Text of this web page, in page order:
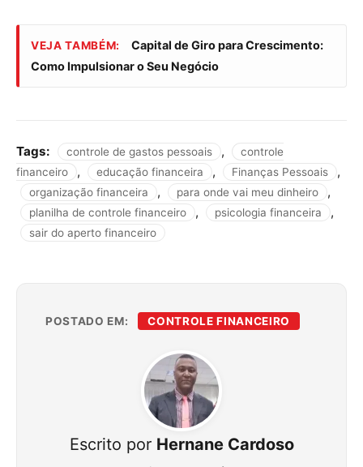
VEJA TAMBÉM:
Capital de Giro para Crescimento:
Como Impulsionar o Seu Negócio
Tags: controle de gastos pessoais ,
controle
financeiro
, educação financeira , Finanças Pessoais ,
organização financeira , para onde vai meu dinheiro ,
planilha de controle financeiro , psicologia financeira ,
sair do aperto financeiro
POSTADO EM: CONTROLE FINANCEIRO
Escrito por Hernane Cardoso